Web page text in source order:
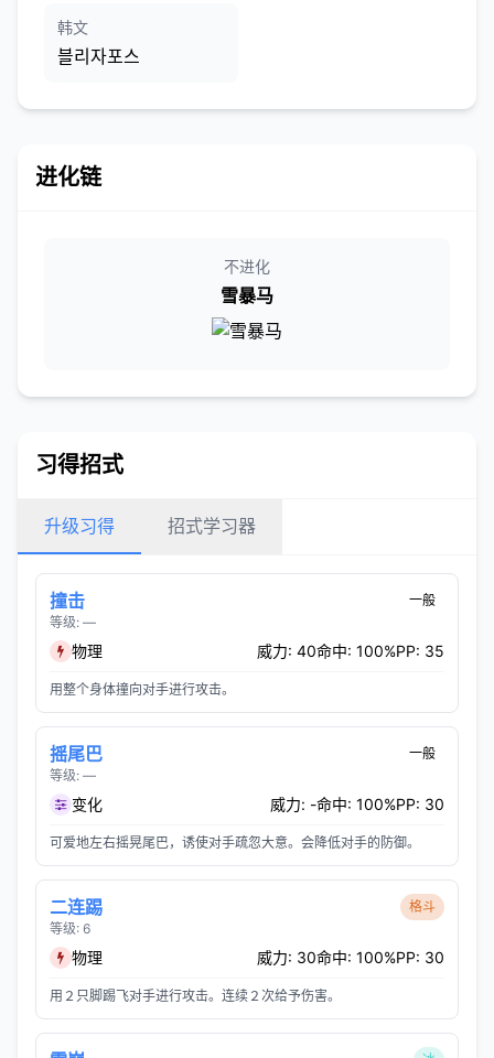
韩文
블리자포스
进化链
不进化
雪暴马
习得招式
升级习得 招式学习器
撞击
等级: —
一般
物理 威力: 40命中: 100%PP: 35
用整个身体撞向对手进行攻击。
摇尾巴
等级: —
一般
变化 威力: -命中: 100%PP: 30
可爱地左右摇晃尾巴，诱使对手疏忽大意。会降低对手的防御。
二连踢
等级: 6
格斗
物理 威力: 30命中: 100%PP: 30
用２只脚踢飞对手进行攻击。连续２次给予伤害。